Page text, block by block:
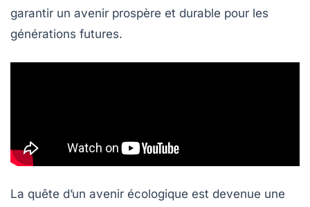
garantir un avenir prospère et durable pour les
générations futures.
La quête d’un avenir écologique est devenue une